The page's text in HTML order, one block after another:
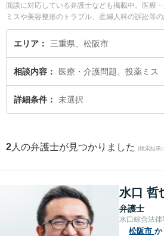
面談に対応している弁護士なども掲載中。医療
ミスや美容整形のトラブル、産婦人科の訴訟等
もでき便利です。特に本庄法律事務所の本庄 美
山本 哲也弁護士のプロフィール情報や弁護士費
い』『初回相談無料で投薬ミスを法律相談でき
したい』などでお困りの相談者さんにおすすめ
エリア 三重県、松阪市
相談内容 医療・介護問題、投薬ミス
詳細条件 未選択
2 人の弁護士が見つかりました (検索結果
水口 哲
弁護士
水口綜合法律
松阪市 か